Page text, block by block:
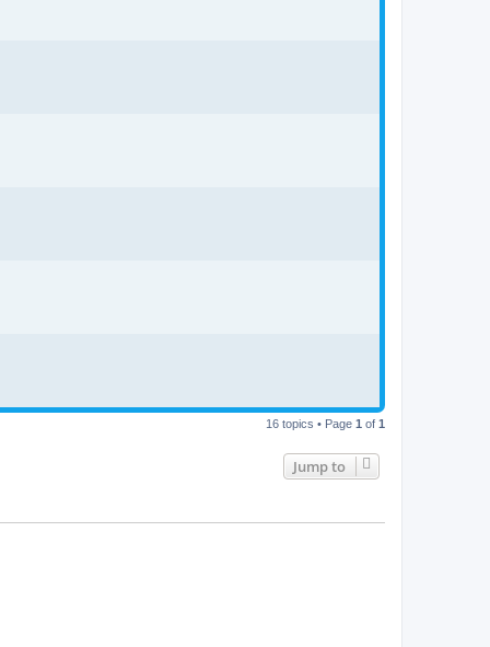
16 topics • Page 1 of 1
Jump to